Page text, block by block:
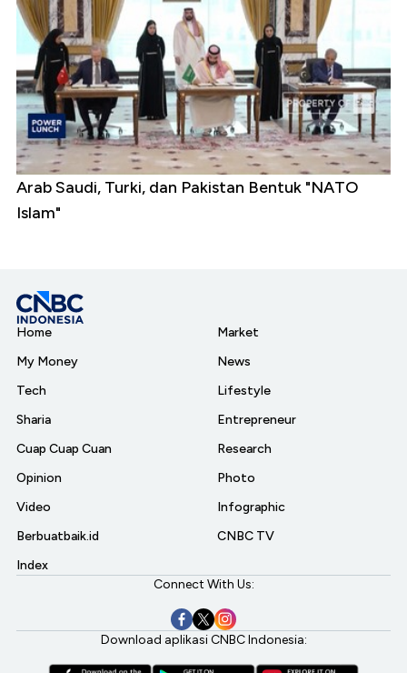
Arab Saudi, Turki, dan Pakistan Bentuk "NATO
Islam"
Home
My Money
Tech
Sharia
Cuap Cuap Cuan
Opinion
Video
Berbuatbaik.id
Index
Market
News
Lifestyle
Entrepreneur
Research
Photo
Infographic
CNBC TV
Connect With Us:
Download aplikasi CNBC Indonesia: